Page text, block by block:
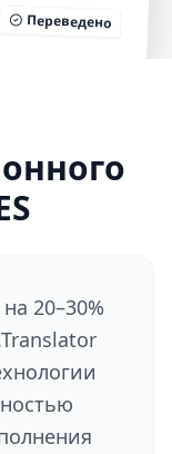
Переведено
20–30%